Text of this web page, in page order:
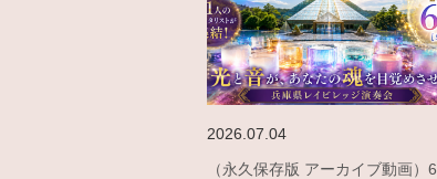
2026.07.04
（永久保存版 アーカイブ動画）6